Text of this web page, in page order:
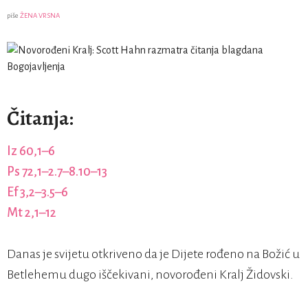
piše ŽENA VRSNA
Čitanja:
Iz 60,1–6
Ps 72,1–2.7–8.10–13
Ef 3,2–3.5–6
Mt 2,1–12
Danas je svijetu otkriveno da je Dijete rođeno na Božić u
Betlehemu dugo iščekivani, novorođeni Kralj Židovski.